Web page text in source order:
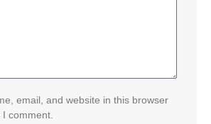
email, and website in this browser
comment.